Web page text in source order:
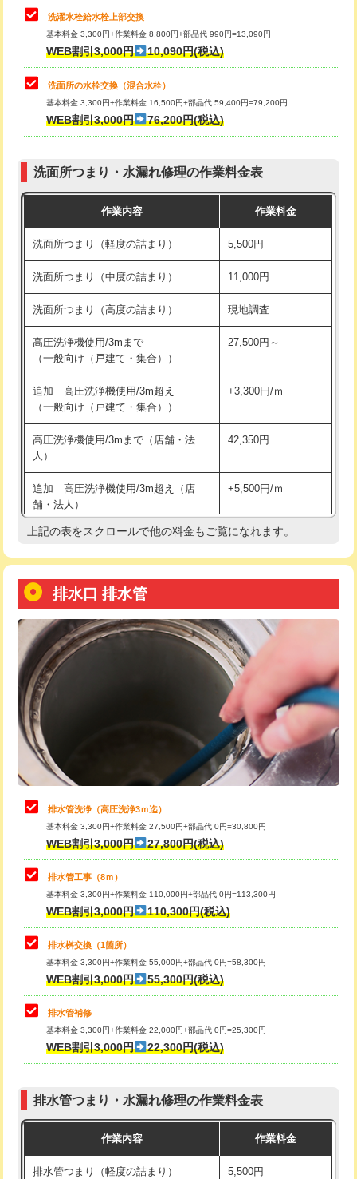
排水管工事（追加 排水管工事/3ｍ超
え）
マス交換（土の掘削・埋め戻し作業）
マス交換（深さ50㎝未満）
マス交換（深さ50㎝以上）
モルタル補修（厚さ10㎝まで） 27,500円
モルタル補修（厚さ10㎝超え） 38,500円
洗面台設置 38,500円
バスタブ設置 現場見積
追加人工 16,500円
廃棄・処分
※給水管工事は20mmまでの価格です。
交換・取付（タンク）
交換・取付(単水栓（壁付・デッキ
式）)
交換・取付(混合水栓（壁付・デッキ
式・ワンホール）)
16,500円+材料費
（P/S/ポップアップ））
交換・取付（その他部品） 11,000円+材料費
持込商品取付（単水栓） 13,200円
持込商品取付（混合水栓） 16,500円
持込商品取付（浄水器・分岐水栓） 16,500円
給水管工事※（ホール加工) 16,500円
給水管工事※（バンド止め)
給水管工事※（支持金具設置) 5,500円
給水管工事※（保温材使用（バンド止
め込み）)
5,500円
給水管工事※（土の掘削・埋め戻し作
業)
11,000円
用/3ｍまで)
用（追加）/3ｍ超え)
給水管工事※（ライニング鋼管・銅
管・ポリ管・HT管使用/3ｍまで)
44,000円
給水管工事※（ライニング鋼管・銅
管・ポリ管・HT管使用/3ｍ超え)
+8,800円
排水管工事（土の掘削・埋め戻し作
業）
11,000円~
排水管工事（排水管工事/3ｍまで） 55,000円
排水管工事（追加 排水管工事/3ｍ超
え）
マス交換（土の掘削・埋め戻し作業）
マス交換（深さ50㎝未満）
マス交換（深さ50㎝以上） 66,000円
コンクリート斫り（厚さ10㎝まで）
コンクリート斫り（厚さ10㎝超え）
モルタル補修（厚さ10㎝まで）
モルタル補修（厚さ10㎝超え）
追加人工 16,500円
現場見積
洗濯水栓給水栓上部交換
基本料金 3,300円+作業料金 8,800円+部品代 990円=13,090円
WEB割引3,000円 10,090円(税込)
洗面所の水栓交換（混合水栓）
基本料金 3,300円+作業料金 16,500円+部品代 59,400円=79,200円
WEB割引3,000円 76,200円(税込)
洗面所つまり・水漏れ修理の作業料金表
作業内容 作業料金
洗面所つまり（軽度の詰まり） 5,500円
洗面所つまり（中度の詰まり） 11,000円
洗面所つまり（高度の詰まり） 現地調査
高圧洗浄機使用/3mまで
（一般向け（戸建て・集合））
27,500円～
追加 高圧洗浄機使用/3m超え
（一般向け（戸建て・集合））
+3,300円/ｍ
高圧洗浄機使用/3mまで（店舗・法
人）
42,350円
追加 高圧洗浄機使用/3m超え（店
舗・法人）
+5,500円/ｍ
高度高圧洗浄換 現地調査
トーラー機使用/3mまで
追加トーラー機使用/3m超え +3,300円
カメラ調査 33,000円
桝清掃 8,800円
止水・漏水調査・防水処理・清掃・修
理・調整・分解・加工など（軽作業）
11,000円
止水・漏水調査・防水処理・清掃・修
理・調整・分解・加工など（中作業）
22,000円
止水・漏水調査・防水処理・清掃・修
理・調整・分解・加工など（重作業）
33,000円
その他部品の脱着
交換・取付（タンク） 22,000円+材料費
交換・取付(単水栓（壁付・デッキ
式）)
交換・取付(混合水栓（壁付・デッキ
式・ワンホール）)
16,500円+材料費
交換・取付(排水栓・排水トラップ
交換・取付（その他部品） 11,000円+材料費
持込商品取付（単水栓） 13,200円
持込商品取付（混合水栓） 16,500円
上記の表をスクロールで他の料金もご覧になれます。
排水口 排水管
排水管洗浄（高圧洗浄3ｍ迄）
基本料金 3,300円+作業料金 27,500円+部品代 0円=30,800円
WEB割引3,000円 27,800円(税込)
排水管工事（8ｍ）
基本料金 3,300円+作業料金 110,000円+部品代 0円=113,300円
WEB割引3,000円 110,300円(税込)
排水桝交換（1箇所）
基本料金 3,300円+作業料金 55,000円+部品代 0円=58,300円
WEB割引3,000円 55,300円(税込)
排水管補修
基本料金 3,300円+作業料金 22,000円+部品代 0円=25,300円
WEB割引3,000円 22,300円(税込)
排水管つまり・水漏れ修理の作業料金表
作業内容 作業料金
排水管つまり（軽度の詰まり） 5,500円